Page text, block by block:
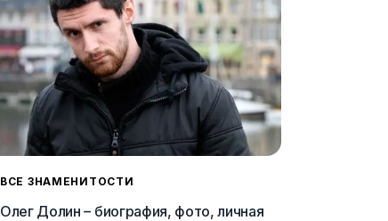
ВСЕ ЗНАМЕНИТОСТИ
Олег Долин – биография, фото, личная